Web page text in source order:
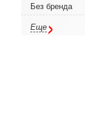
Без бренда
Еще